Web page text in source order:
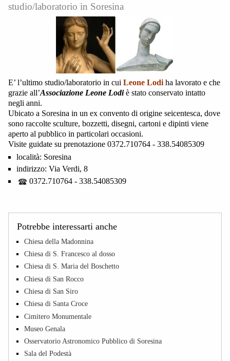
studio/laboratorio in Soresina
E’ l’ultimo studio/laboratorio in cui Leone Lodiha lavorato e che
grazie all’Associazione Leone Lodiè stato conservato intatto
negli anni.
Ubicato a Soresina in un ex convento di origine seicentesca, dove
sono raccolte sculture, bozzetti, disegni, cartoni e dipinti viene
aperto al pubblico in particolari occasioni.
Visite guidate su prenotazione 0372.710764 - 338.54085309
località: Soresina
indirizzo: Via Verdi, 8
0372.710764 - 338.54085309
Potrebbe interessarti anche
Chiesa della Madonnina
Chiesa di S. Francesco al dosso
Chiesa di S. Maria del Boschetto
Chiesa di San Rocco
Chiesa di San Siro
Chiesa di Santa Croce
Cimitero Monumentale
Museo Genala
Osservatorio Astronomico Pubblico di Soresina
Sala del Podestà